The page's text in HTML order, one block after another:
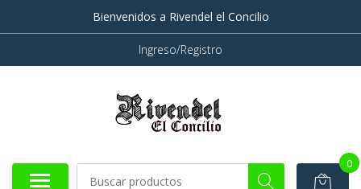
Bienvenidos a Rivendel el Concilio
Ingreso/Registro
0